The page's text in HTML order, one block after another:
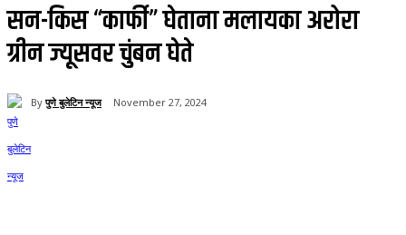
सन-किस “कार्फी” घेताना मलायका अरोरा
ग्रीन ज्यूसवर चुंबन घेते
By पुणे बुलेटिन न्यूज November 27, 2024